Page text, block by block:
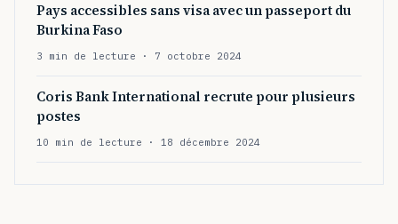
Pays accessibles sans visa avec un passeport du
Burkina Faso
3 min de lecture · 7 octobre 2024
Coris Bank International recrute pour plusieurs
postes
10 min de lecture · 18 décembre 2024